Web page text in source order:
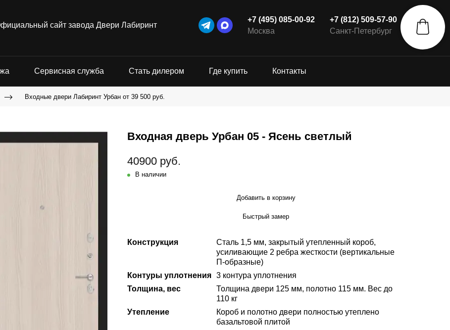
сайт завода Двери Лабиринт
+7 (495) 085-00-92
Москва
+7 (812) 509-57-90
Санкт-Петербург
Сервисная служба Стать дилером Где купить Контакты
Входные двери Лабиринт Урбан от 39 500 руб.
Входная дверь Урбан 05 - Ясень светлый
40900 руб.
В наличии
Добавить в корзину
Быстрый замер
Конструкция
Сталь 1,5 мм, закрытый утепленный короб,
усиливающие 2 ребра жесткости (вертикальные
П-образные)
Контуры уплотнения 3 контура уплотнения
Толщина, вес
Толщина двери 125 мм, полотно 115 мм. Вес до
110 кг
Утепление
Короб и полотно двери полностью утеплено
базальтовой плитой